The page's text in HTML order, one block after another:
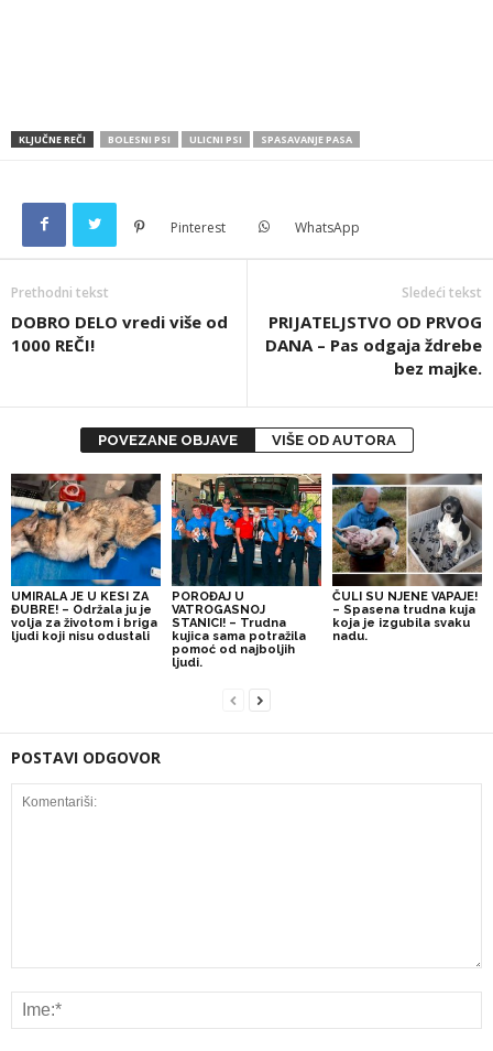
KLJUČNE REČI BOLESNI PSI ULICNI PSI SPASAVANJE PASA
Pinterest WhatsApp
Prethodni tekst
DOBRO DELO vredi više od
1000 REČI!
Sledeći tekst
PRIJATELJSTVO OD PRVOG
DANA – Pas odgaja ždrebe
bez majke.
POVEZANE OBJAVE VIŠE OD AUTORA
UMIRALA JE U KESI ZA
ĐUBRE! – Održala ju je
volja za životom i briga
ljudi koji nisu odustali
POROĐAJ U
VATROGASNOJ
STANICI! – Trudna
kujica sama potražila
pomoć od najboljih
ljudi.
ČULI SU NJENE VAPAJE!
– Spasena trudna kuja
koja je izgubila svaku
nadu.
POSTAVI ODGOVOR